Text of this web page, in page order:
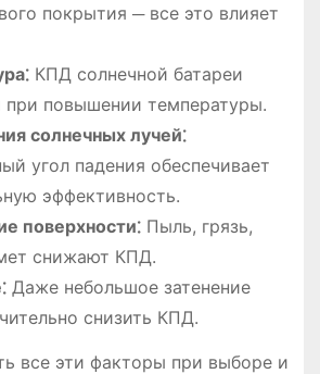
покрытия ─ все это влияет
КПД солнечной батареи
при повышении температуры.
солнечных лучей⁚
угол падения обеспечивает
эффективность.
поверхности⁚Пыль, грязь,
снижают КПД.
Даже небольшое затенение
снизить КПД.
все эти факторы при выборе и